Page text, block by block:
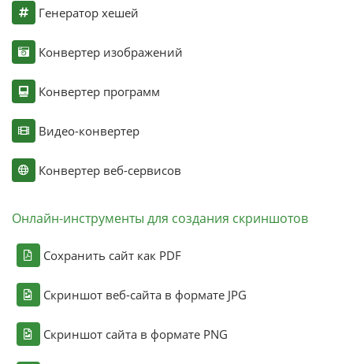
Генератор хешей
Конвертер изображений
Конвертер программ
Видео-конвертер
Конвертер веб-сервисов
Онлайн-инструменты для создания скриншотов
Сохранить сайт как PDF
Скриншот веб-сайта в формате JPG
Скриншот сайта в формате PNG